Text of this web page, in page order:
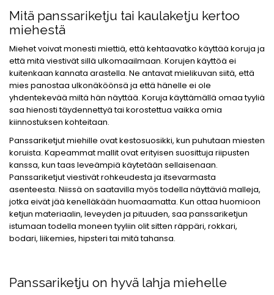
Mitä panssariketju tai kaulaketju kertoo
miehestä
Miehet voivat monesti miettiä, että kehtaavatko käyttää koruja ja
että mitä viestivät sillä ulkomaailmaan. Korujen käyttöä ei
kuitenkaan kannata arastella. Ne antavat mielikuvan siitä, että
mies panostaa ulkonäköönsä ja että hänelle ei ole
yhdentekevää miltä hän näyttää. Koruja käyttämällä omaa tyyliä
saa hienosti täydennettyä tai korostettua vaikka omia
kiinnostuksen kohteitaan.
Panssariketjut miehille ovat kestosuosikki, kun puhutaan miesten
koruista. Kapeammat mallit ovat erityisen suosittuja riipusten
kanssa, kun taas leveämpiä käytetään sellaisenaan.
Panssariketjut viestivät rohkeudesta ja itsevarmasta
asenteesta. Niissä on saatavilla myös todella näyttäviä malleja,
jotka eivät jää kenelläkään huomaamatta. Kun ottaa huomioon
ketjun materiaalin, leveyden ja pituuden, saa panssariketjun
istumaan todella moneen tyyliin olit sitten räppäri, rokkari,
bodari, liikemies, hipsteri tai mitä tahansa.
Panssariketju on hyvä lahja miehelle